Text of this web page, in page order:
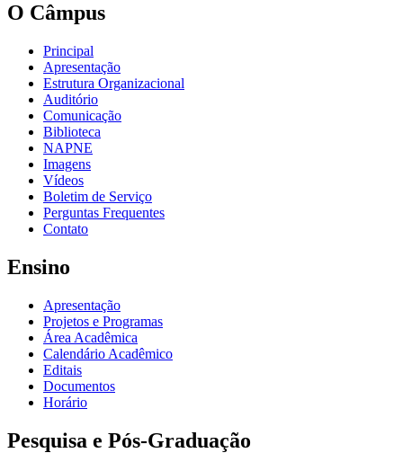
O Câmpus
Principal
Apresentação
Estrutura Organizacional
Auditório
Comunicação
Biblioteca
NAPNE
Imagens
Vídeos
Boletim de Serviço
Perguntas Frequentes
Contato
Ensino
Apresentação
Projetos e Programas
Área Acadêmica
Calendário Acadêmico
Editais
Documentos
Horário
Pesquisa e Pós-Graduação